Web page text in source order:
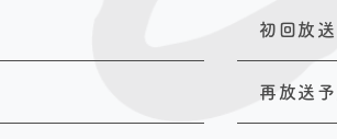
初回放送
再放送予